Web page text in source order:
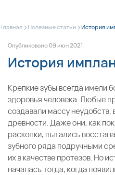
Главная > Полезные статьи >История
Опубликовано09июн2021
История
Крепкие зубы всегда имели
здоровья человека. Любые
создавали массу неудобств,
древности. Даже они, как
раскопки, пытались
зубного ряда подручными
их в качестве протезов. Но
началась тогда, когда